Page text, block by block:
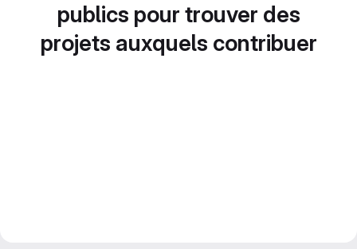
publics pour trouver des
projets auxquels contribuer